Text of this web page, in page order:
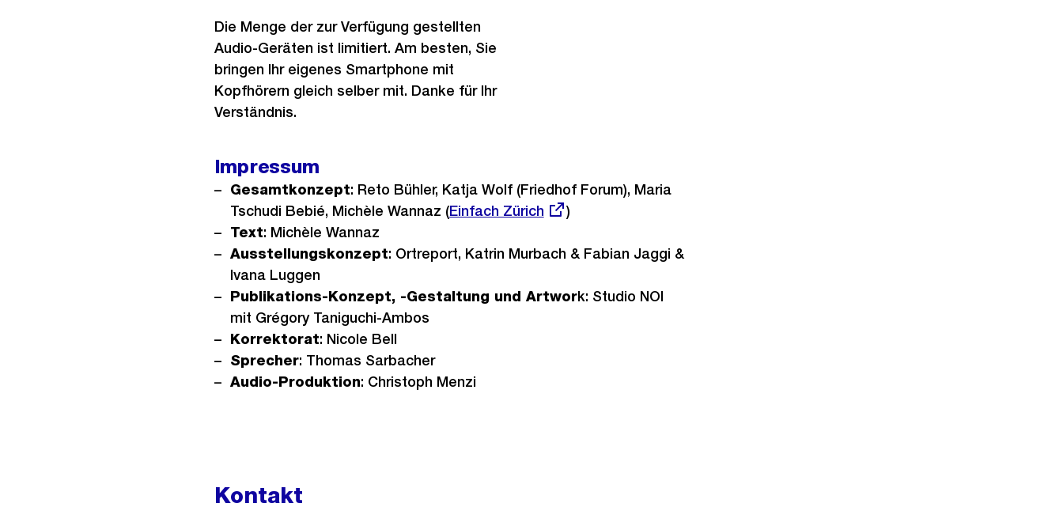
Die Menge der zur Verfügung gestellten
Audio-Geräten ist limitiert. Am besten, Sie
bringen Ihr eigenes Smartphone mit
Kopfhörern gleich selber mit. Danke für Ihr
Verständnis.
Impressum
Gesamtkonzept: Reto Bühler, Katja Wolf (Friedhof Forum), Maria
Tschudi Bebié, Michèle Wannaz (Externer
Einfach Zürich
)
Text: Michèle Wannaz
Ausstellungskonzept: Ortreport, Katrin Murbach & Fabian Jaggi &
Ivana Luggen
Publikations-Konzept, -Gestaltung und Artwork: Studio NOI
mit Grégory Taniguchi-Ambos
Korrektorat: Nicole Bell
Sprecher: Thomas Sarbacher
Audio-Produktion: Christoph Menzi
Kontakt